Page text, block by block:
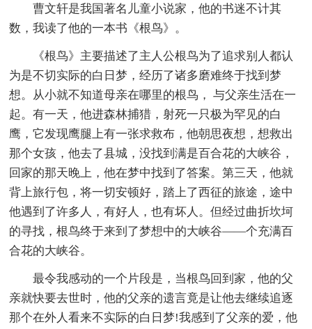
曹文轩是我国著名儿童小说家，他的书迷不计其
数，我读了他的一本书《根鸟》。
《根鸟》主要描述了主人公根鸟为了追求别人都认
为是不切实际的白日梦，经历了诸多磨难终于找到梦
想。从小就不知道母亲在哪里的根鸟， 与父亲生活在一
起。有一天，他进森林捕猎，射死一只极为罕见的白
鹰，它发现鹰腿上有一张求救布，他朝思夜想，想救出
那个女孩，他去了县城，没找到满是百合花的大峡谷，
回家的那天晚上，他在梦中找到了答案。第三天，他就
背上旅行包，将一切安顿好，踏上了西征的旅途，途中
他遇到了许多人，有好人，也有坏人。但经过曲折坎坷
的寻找，根鸟终于来到了梦想中的大峡谷——个充满百
合花的大峡谷。
最令我感动的一个片段是，当根鸟回到家，他的父
亲就快要去世时，他的父亲的遗言竟是让他去继续追逐
那个在外人看来不实际的白日梦!我感到了父亲的爱，他